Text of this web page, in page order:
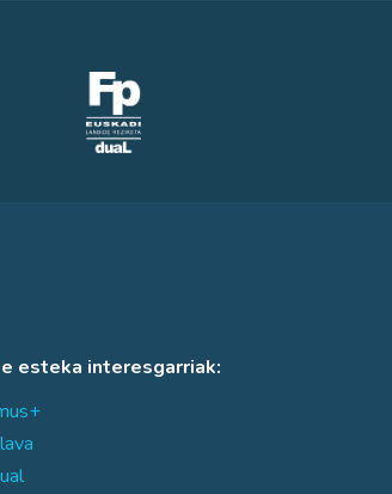
esteka interesgarriak: